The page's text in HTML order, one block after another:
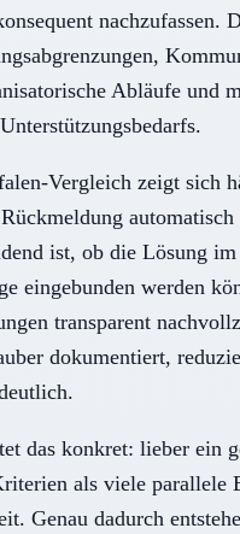
nachzufassen.
Abläufe und
Vergleich zeigt sich
automatisch
ist, ob die Lösung
eingebunden werden
transparent
dokumentiert,
das konkret: lieber ein
als viele parallele
Genau dadurch